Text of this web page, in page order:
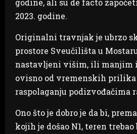
2023. godine.
Originalni travnjak je ubrzo
prostore Sveučilišta u
nastavljeni višim, ili manjim
ovisno od vremenskih
raspolaganju podizvođačima
Ono što je dobro je da bi,
kojih je došao N1, teren